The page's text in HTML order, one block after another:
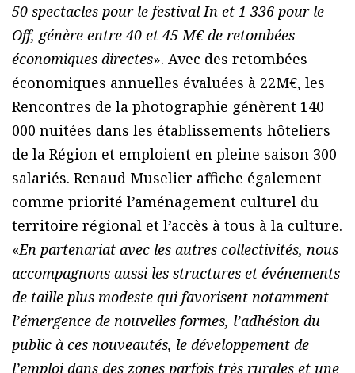
50 spectacles pour le festival In et 1 336 pour le
Off, génère entre 40 et 45 M€ de retombées
économiques directes». Avec des retombées
économiques annuelles évaluées à 22M€, les
Rencontres de la photographie génèrent 140
000 nuitées dans les établissements hôteliers
de la Région et emploient en pleine saison 300
salariés. Renaud Muselier affiche également
comme priorité l’aménagement culturel du
territoire régional et l’accès à tous à la culture.
«En partenariat avec les autres collectivités, nous
accompagnons aussi les structures et événements
de taille plus modeste qui favorisent notamment
l’émergence de nouvelles formes, l’adhésion du
public à ces nouveautés, le développement de
l’emploi dans des zones parfois très rurales et une